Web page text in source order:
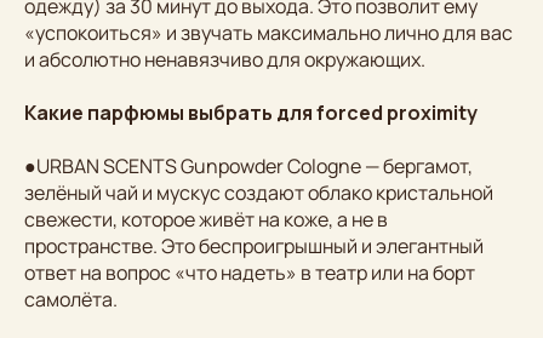
одежду) за 30 минут до выхода. Это позволит ему
«успокоиться» и звучать максимально лично для вас
и абсолютно ненавязчиво для окружающих.
Какие парфюмы выбрать для forced proximity
●URBAN SCENTS Gunpowder Cologne — бергамот,
зелёный чай и мускус создают облако кристальной
свежести, которое живёт на коже, а не в
пространстве. Это беспроигрышный и элегантный
ответ на вопрос «что надеть» в театр или на борт
самолёта.